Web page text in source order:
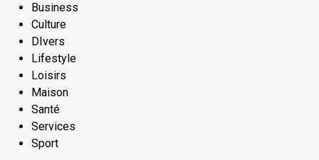
Business
Culture
DIvers
Lifestyle
Loisirs
Maison
Santé
Services
Sport